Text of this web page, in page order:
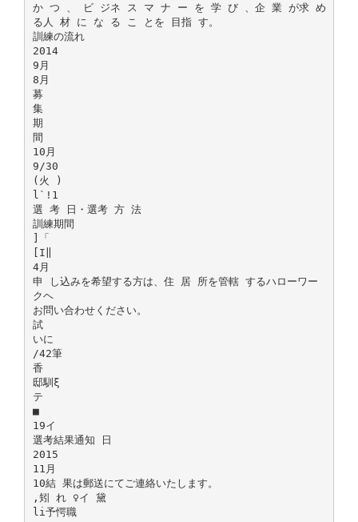
か つ 、 ビ ジネ ス マ ナ ー を 学 び 、企 業 が求 め
る人 材 に な る こ とを 目指 す。
訓練の流れ
2014
9月
8月
募
集
期
間
10月
9/30
(火 )
l`!1
選 考 日・選考 方 法
訓練期間
]「
[I‖
4月
申 し込みを希望する方は、住 居 所を管轄 するハローワー
クヘ
お問い合わせください。
試
いに
/42筆
香
邸馴ξ
テ
■
19イ
選考結果通知 日
2015
11月
10結 果は郵送にてご連絡いたします。
,矧 れ ♀イ 黛
li予愕職